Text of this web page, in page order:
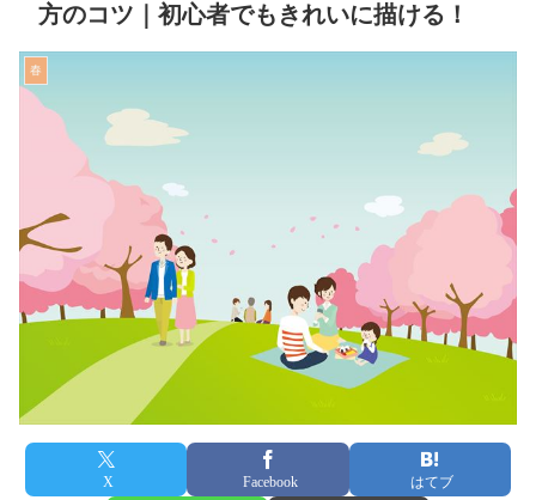
方のコツ｜初心者でもきれいに描ける！
春
X Facebook はてブ